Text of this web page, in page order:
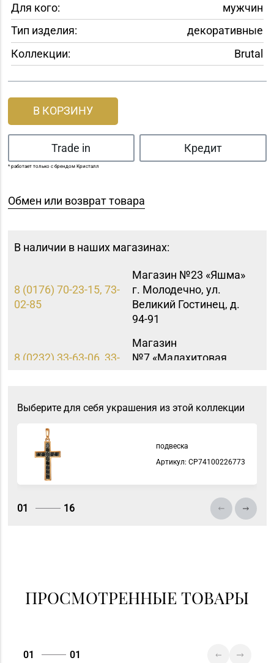
Для кого:
мужчин
Тип изделия:
декоративные
Коллекции:
Brutal
В КОРЗИНУ
Trade in Кредит
* работает только с брендом Кристалл
Обмен или возврат товара
В наличии в наших магазинах:
8 (0176) 70-23-15, 73-
02-85
Магазин №23 «Яшма»
г. Молодечно, ул.
Великий Гостинец, д.
94-91
8 (0232) 33-63-06, 33-
Магазин
№7 «Малахитовая
94-01, 71-94-03
Магазин №5 «Бирюза»
8 (017) 238-21-88, 8
(017) 238-21-03
Магазин
Независимости, д.
Выберите для себя украшения из этой коллекции
подвеска
Артикул: СP74100226773
01 16
ПРОСМОТРЕННЫЕ ТОВАРЫ
01 01